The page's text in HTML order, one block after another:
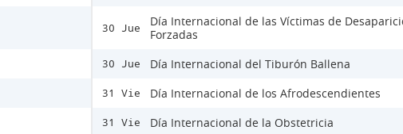
30 Jue
Día Internacional de las Víctimas de
Forzadas
30 Jue Día Internacional del Tiburón Ballena
31 Vie Día Internacional de los Afrodescendientes
31 Vie Día Internacional de la Obstetricia